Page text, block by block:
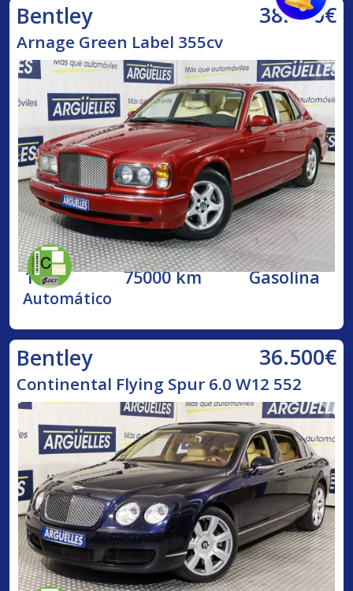
Bentley 38.500€
Arnage Green Label 355cv
1998 75000 km Gasolina
Automático
Bentley 36.500€
Continental Flying Spur 6.0 W12 552